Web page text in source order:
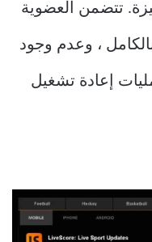
تتضمن العضوية
، وعدم وجود
إعادة تشغيل